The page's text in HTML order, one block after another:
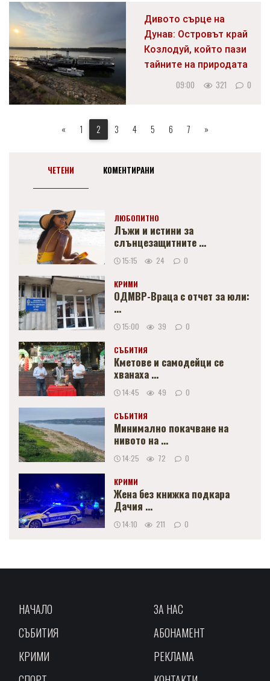
Дивото сърце на
Дунав: Островът край
Козлодуй, който пази
тайните на природата
09:00 321 0
« 1 2 3 4 5 6 7 »
ЧЕТЕНИ КОМЕНТИРАНИ
ЛЮБОПИТНО
Лъжи и истини за
слънцезащитните ...
15:15 24 0
КРИМИ
ОДМВР-Враца с отчет за юли:
...
15:00 39 0
СЪБИТИЯ
Кметове и самодейци се
хванаха ...
14:45 49 0
СЪБИТИЯ
Минимално покачване на
нивото на ...
14:25 72 0
КРИМИ
Жена без книжка подкара
Дачия ...
14:10 211 0
НАЧАЛО
СЪБИТИЯ
КРИМИ
ЗА НАС
АБОНАМЕНТ
РЕКЛАМА